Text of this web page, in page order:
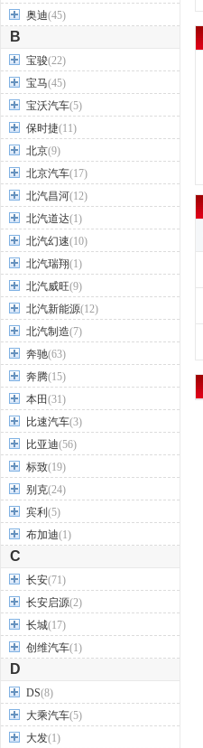
奥迪(45)
B
宝骏(22)
宝马(45)
宝沃汽车(5)
保时捷(11)
北京(9)
北京汽车(17)
北汽昌河(12)
北汽道达(1)
北汽幻速(10)
北汽瑞翔(1)
北汽威旺(9)
北汽新能源(12)
北汽制造(7)
奔驰(63)
奔腾(15)
本田(31)
比速汽车(3)
比亚迪(56)
标致(19)
别克(24)
宾利 (5)
布加迪(1)
C
长安(71)
长安启源(2)
长城(17)
创维汽车(1)
D
DS(8)
大乘汽车(5)
大发(1)